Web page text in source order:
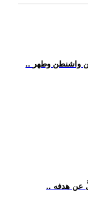
واشنطن وطهر
عن هدفه